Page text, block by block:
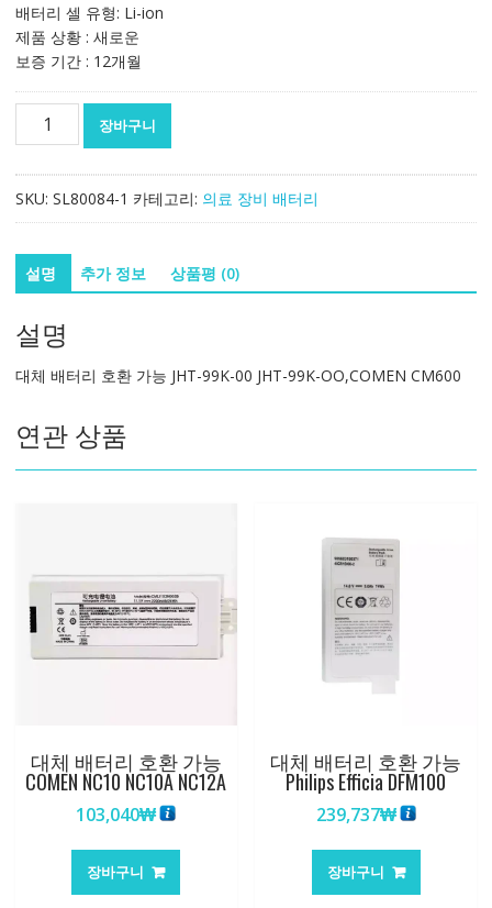
배터리 셀 유형: Li-ion
제품 상황 : 새로운
보증 기간 : 12개월
리
환
가
JHT-
00
99K-
OO,COMEN
CM600
장바구니
SKU: SL80084-1 카테고리: 의료 장비 배터리
설명 추가 정보 상품평 (0)
설명
대체 배터리 호환 가능 JHT-99K-00 JHT-99K-OO,COMEN CM600
연관 상품
대체 배터리 호환 가능
COMEN NC10 NC10A NC12A
103,040₩
장바구니
대체 배터리 호환 가능
Philips Efficia DFM100
239,737₩
장바구니